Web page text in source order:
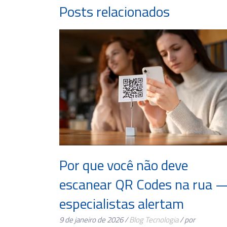
Posts relacionados
Por que você não deve
escanear QR Codes na rua
especialistas alertam
9 de janeiro de 2026 /Blog Tecnologia/ por